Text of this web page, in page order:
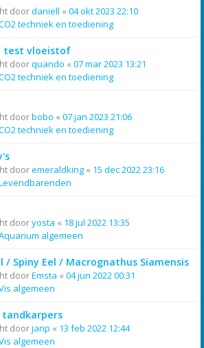
doordaniell « 04 okt 2023 22:10
techniek en toediening
test vloeistof
doorquando « 07 mar 2023 13:21
techniek en toediening
doorbobo « 07 jan 2023 21:06
techniek en toediening
dooremeraldking « 15 dec 2022 23:16
dooryosta « 18 jul 2022 13:35
algemeen
/ Spiny Eel / Macrognathus Siamensis
doorEmsta « 04 jun 2022 00:31
algemeen
doorjanp « 13 feb 2022 12:44
algemeen